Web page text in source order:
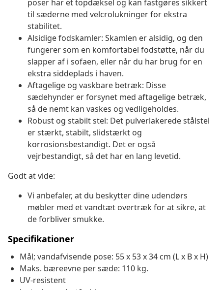
poser har et topdæksel og kan fastgøres sikkert
til sæderne med velcrolukninger for ekstra
stabilitet.
Alsidige fodskamler: Skamlen er alsidig, og den
fungerer som en komfortabel fodstøtte, når du
slapper af i sofaen, eller når du har brug for en
ekstra siddeplads i haven.
Aftagelige og vaskbare betræk: Disse
sædehynder er forsynet med aftagelige betræk,
så de nemt kan vaskes og vedligeholdes.
Robust og stabilt stel: Det pulverlakerede stålstel
er stærkt, stabilt, slidstærkt og
korrosionsbestandigt. Det er også
vejrbestandigt, så det har en lang levetid.
Godt at vide:
Vi anbefaler, at du beskytter dine udendørs
møbler med et vandtæt overtræk for at sikre, at
de forbliver smukke.
Specifikationer
Mål; vandafvisende pose: 55 x 53 x 34 cm (L x B x H)
Maks. bæreevne per sæde: 110 kg.
UV-resistent